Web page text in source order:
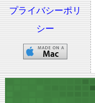
プライバシーポリ
シー